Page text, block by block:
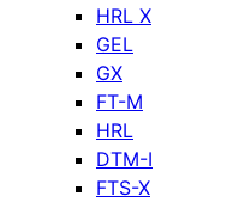
HRL X
GEL
GX
FT-M
HRL
DTM-I
FTS-X